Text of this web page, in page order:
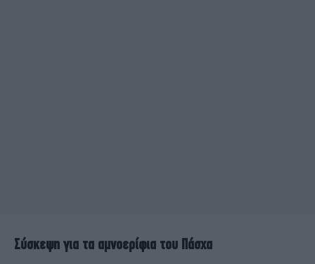
Σύσκεψη για τα αμνοερίφια του Πάσχα